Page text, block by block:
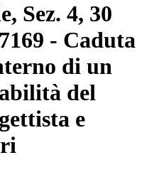
Sez. 4, 30
- Caduta
di un
del
e